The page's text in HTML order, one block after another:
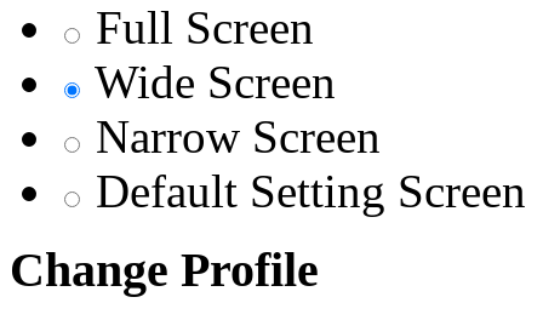
Full Screen
Wide Screen
Narrow Screen
Default Setting Screen
Change Profile